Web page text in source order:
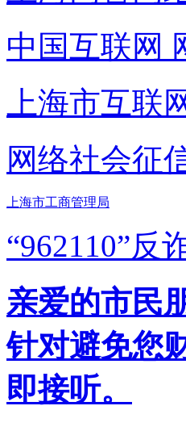
中国互联网
上海市互联
网络社会征
上海市工商管理局
“962110”反
亲爱的市民
针对避免您
即接听。